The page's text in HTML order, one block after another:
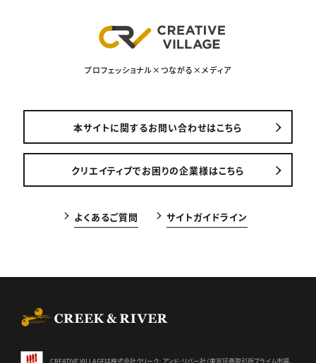
プロフェッショナル×つながる×メディア
本サイトに関するお問い合わせはこちら
クリエイティブでお困りの企業様はこちら
よくあるご質問 サイトガイドライン
CREATIVE VILLAGEは株式会社クリーク･アンド･リバー社（東京証券取引所プライム市場、